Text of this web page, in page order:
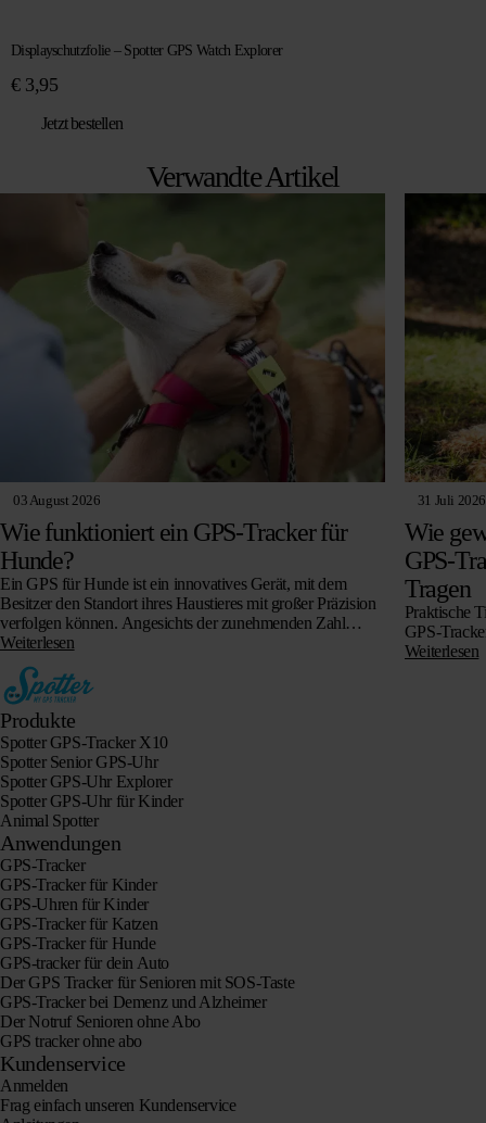
Displayschutzfolie – Spotter GPS Watch Explorer
€3,95
Jetzt bestellen
Verwandte Artikel
03 August 2026
Wie funktioniert ein GPS-Tracker für
Hunde?
Ein GPS für Hunde ist ein innovatives Gerät, mit dem
Besitzer den Standort ihres Haustieres mit großer Präzision
verfolgen können. Angesichts der zunehmenden Zahl
entlaufener und verloren gegangener Haustiere sind…
Weiterlesen
31 Juli 2026
Wie
GPS-
Tragen
Praktische
GPS-
Weiterlesen
Produkte
Spotter GPS-Tracker X10
Spotter Senior GPS-Uhr
Spotter GPS-Uhr Explorer
Spotter GPS-Uhr für Kinder
Animal Spotter
Anwendungen
GPS-Tracker
GPS-Tracker für Kinder
GPS-Uhren für Kinder
GPS-Tracker für Katzen
GPS-Tracker für Hunde
GPS-tracker für dein Auto
Der GPS Tracker für Senioren mit SOS-Taste
GPS-Tracker bei Demenz und Alzheimer
Der Notruf Senioren ohne Abo
GPS tracker ohne abo
Kundenservice
Anmelden
Frag einfach unseren Kundenservice